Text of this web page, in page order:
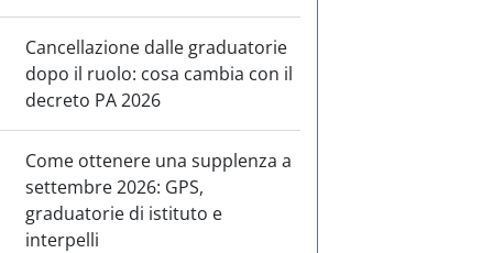
Cancellazione dalle graduatorie
dopo il ruolo: cosa cambia con il
decreto PA 2026
Come ottenere una supplenza a
settembre 2026: GPS,
graduatorie di istituto e
interpelli